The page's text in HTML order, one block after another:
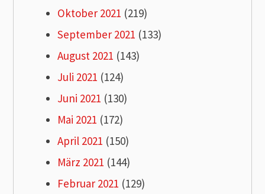
Oktober 2021 (219)
September 2021 (133)
August 2021 (143)
Juli 2021 (124)
Juni 2021 (130)
Mai 2021 (172)
April 2021 (150)
März 2021 (144)
Februar 2021 (129)